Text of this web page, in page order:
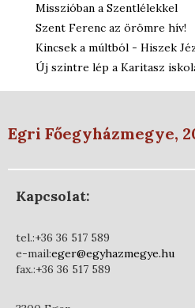
Misszióban a Szentlélekkel
Szent Ferenc az örömre hív!
Kincsek a múltból - Hiszek
Új szintre lép a Karitasz
Egri Főegyházmegye,
Kapcsolat:
tel.:+36 36 517 589
e-mail:eger@egyhazmegye.hu
fax.:+36 36 517 589